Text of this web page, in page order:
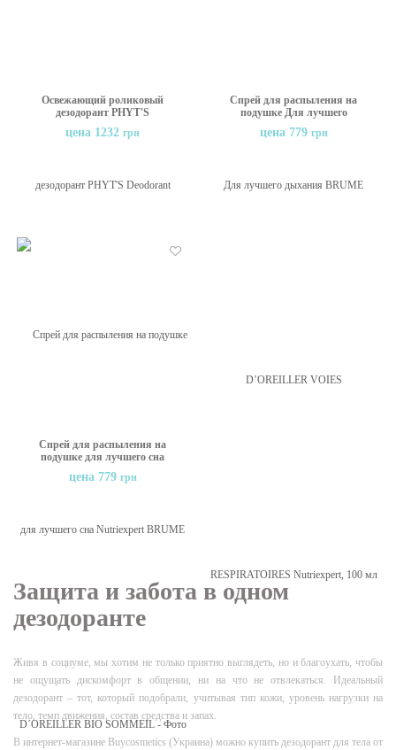
Освежающий роликовый
дезодорант PHYT'S
Deodorant Fraicheur The
Vert, 50 мл
цена 1232 грн
Спрей для распыления на
подушке Для лучшего
дыхания BRUME
D’OREILLER VOIES
цена 779 грн
Спрей для распыления на
подушке для лучшего сна
Nutriexpert BRUME D
´OREILLER BIO
цена 779 грн
Защита и забота в одном
дезодоранте
Живя в социуме, мы хотим не только приятно выглядеть, но и благоухать, чтобы
не ощущать дискомфорт в общении, ни на что не отвлекаться. Идеальный
дезодорант – тот, который подобрали, учитывая тип кожи, уровень нагрузки на
тело, темп движения, состав средства и запах.
В интернет-магазине Buycosmetics (Украина) можно купить дезодорант для тела от